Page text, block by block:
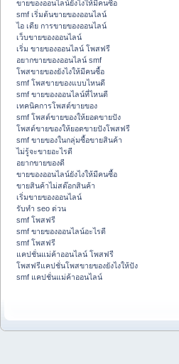
ขายของออนไลน์ยังไงให้มีคนซื้อ
smf เริ่มต้นขายของออนไลน์
ไอ เดีย การขายของออนไลน์
เว็บขายของออนไลน์
เริ่ม ขายของออนไลน์ โพสฟรี
อยากขายของออนไลน์ smf
โพสขายของยังไงให้มีคนซื้อ
smf โพสขายของแบบไหนดี
smf ขายของออนไลน์ที่ไหนดี
เทคนิคการโพสต์ขายของ
smf โพสต์ขายของให้ยอดขายปัง
โพสต์ขายของให้ยอดขายปังโพสฟรี
smf ขายของในกลุ่มซื้อขายสินค้า
ไม่รู้จะขายอะไรดี
อยากขายของดี
ขายของออนไลน์ยังไงให้มีคนซื้อ
ขายสินค้าไม่สต๊อกสินค้า
เริ่มขายของออนไลน์
รับทำ seo ด่วน
smf โพสฟรี
smf ขายของออนไลน์อะไรดี
smf โพสฟรี
แคปชั่นแม่ค้าออนไลน์ โพสฟรี
โพสฟรีแคปชั่นโพสขายของยังไงให้ปัง
smf แคปชั่นแม่ค้าออนไลน์